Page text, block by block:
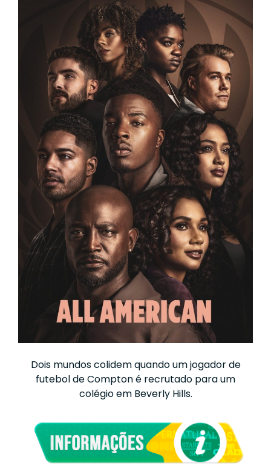
Dois mundos colidem quando um jogador de
futebol de Compton é recrutado para um
colégio em Beverly Hills.